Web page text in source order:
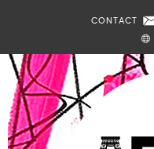
CONTACT